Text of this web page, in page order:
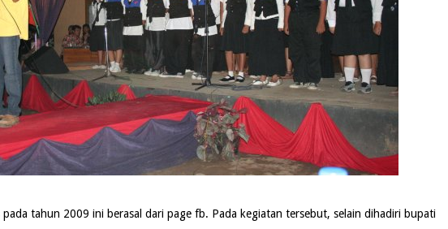
pada tahun 2009 ini berasal dari page fb. Pada kegiatan tersebut, selain dihadiri bupati